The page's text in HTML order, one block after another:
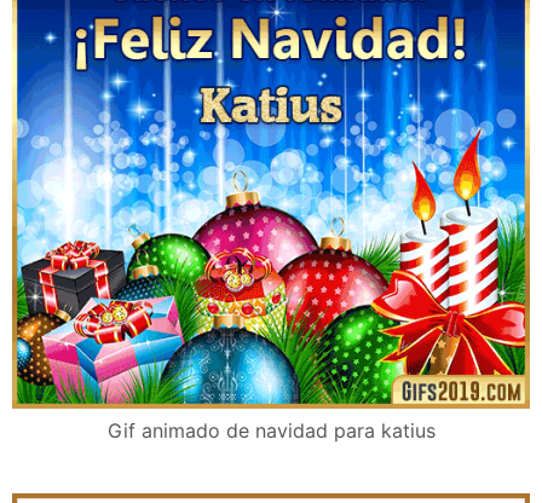
Gif animado de navidad para katius